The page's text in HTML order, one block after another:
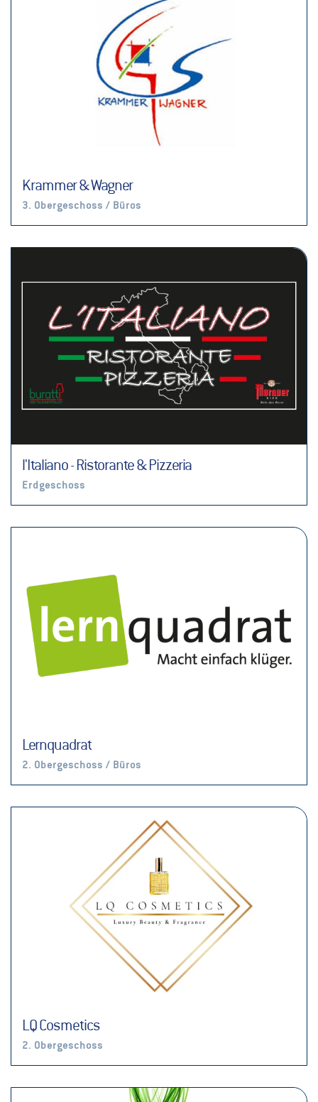
Krammer & Wagner
3. Obergeschoss / Büros
l'Italiano - Ristorante & Pizzeria
Erdgeschoss
Lernquadrat
2. Obergeschoss / Büros
LQ Cosmetics
2. Obergeschoss